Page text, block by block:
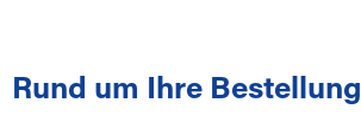
Rund um Ihre Bestellung